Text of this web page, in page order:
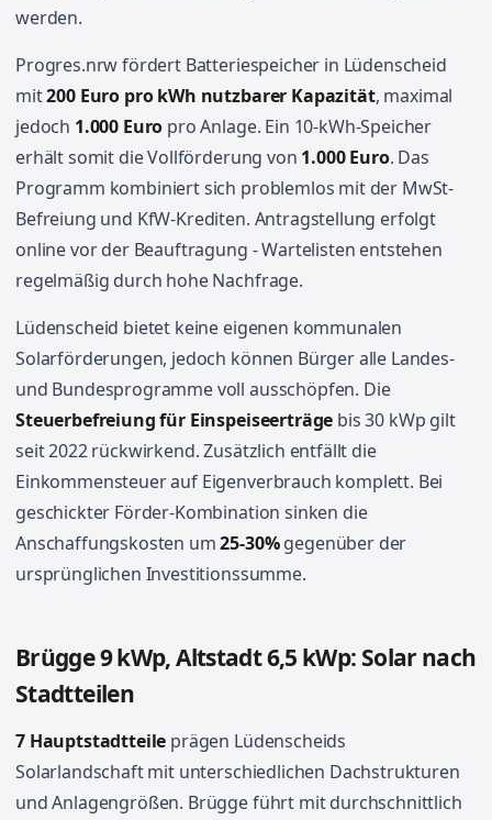
werden.
Progres.nrw fördert Batteriespeicher in Lüdenscheid
mit200 Euro pro kWh nutzbarer Kapazität, maximal
jedoch 1.000 Euro pro Anlage. Ein 10-kWh-Speicher
erhält somit die Vollförderung von 1.000 Euro. Das
Programm kombiniert sich problemlos mit der MwSt-
Befreiung und KfW-Krediten. Antragstellung erfolgt
online vor der Beauftragung - Wartelisten entstehen
regelmäßig durch hohe Nachfrage.
Lüdenscheid bietet keine eigenen kommunalen
Solarförderungen, jedoch können Bürger alle Landes-
und Bundesprogramme voll ausschöpfen. Die
Steuerbefreiung für Einspeiseerträge bis 30 kWp gilt
seit 2022 rückwirkend. Zusätzlich entfällt die
Einkommensteuer auf Eigenverbrauch komplett. Bei
geschickter Förder-Kombination sinken die
Anschaffungskosten um25-30%gegenüber der
ursprünglichen Investitionssumme.
Brügge 9 kWp, Altstadt 6,5 kWp: Solar nach
Stadtteilen
7 Hauptstadtteile prägen Lüdenscheids
Solarlandschaft mit unterschiedlichen Dachstrukturen
und Anlagengrößen. Brügge führt mit durchschnittlich